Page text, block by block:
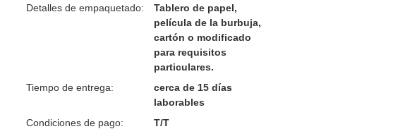
Detalles de empaquetado:
Tablero de papel,
película de la burbuja,
cartón o modificado
para requisitos
particulares.
Tiempo de entrega:
cerca de 15 días
laborables
Condiciones de pago:
T/T